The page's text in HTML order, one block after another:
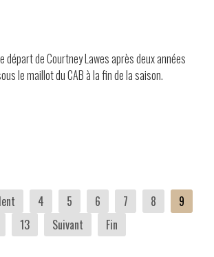
départ de Courtney Lawes après deux années
le maillot du CAB à la fin de la saison.
4 5 6 7 8
9
13 Suivant Fin